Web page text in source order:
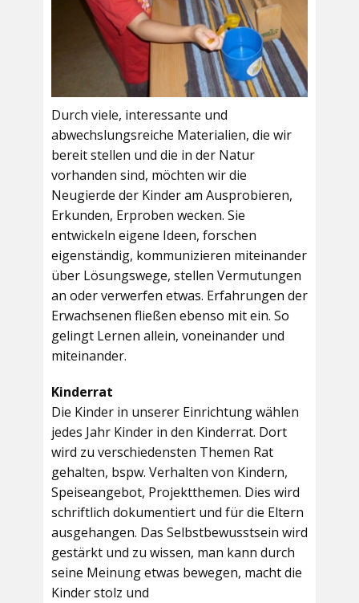
Durch viele, interessante und
abwechslungsreiche Materialien, die wir
bereit stellen und die in der Natur
vorhanden sind, möchten wir die
Neugierde der Kinder am Ausprobieren,
Erkunden, Erproben wecken. Sie
entwickeln eigene Ideen, forschen
eigenständig, kommunizieren miteinander
über Lösungswege, stellen Vermutungen
an oder verwerfen etwas. Erfahrungen der
Erwachsenen fließen ebenso mit ein. So
gelingt Lernen allein, voneinander und
miteinander.
Kinderrat
Die Kinder in unserer Einrichtung wählen
jedes Jahr Kinder in den Kinderrat. Dort
wird zu verschiedensten Themen Rat
gehalten, bspw. Verhalten von Kindern,
Speiseangebot, Projektthemen. Dies wird
schriftlich dokumentiert und für die Eltern
ausgehangen. Das Selbstbewusstsein wird
gestärkt und zu wissen, man kann durch
seine Meinung etwas bewegen, macht die
Kinder stolz und